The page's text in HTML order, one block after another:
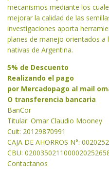
mecanismos mediante los
mejorar la calidad de las
investigaciones aporta
planes de manejo orientados a
nativas de Argentina.
5% de Descuento
Realizando el pago
por Mercadopago al mail
O transferencia bancaria
BanCor
Titular: Omar Claudio Mooney
Cuit: 20129870991
CAJA DE AHORROS N°:
CBU:
Contactanos